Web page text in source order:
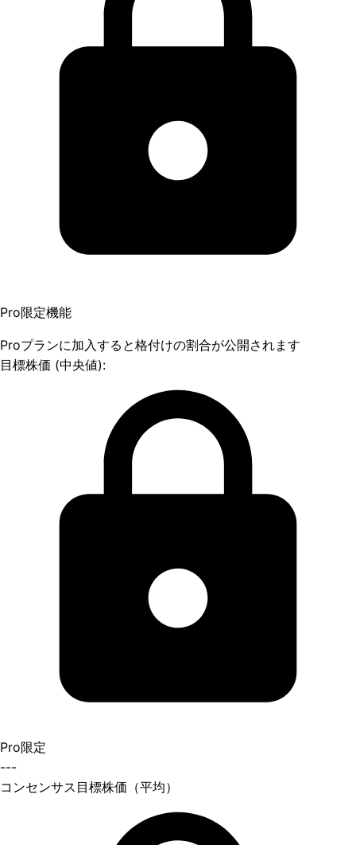
Pro限定機能
Proプランに加入すると格付けの割合が公開されます
目標株価 (中央値):
Pro限定
---
コンセンサス目標株価（平均）